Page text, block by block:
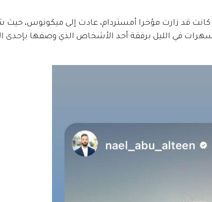
قد زارت مؤخرا أمستردام، عادت إلى ميكونوس، حيث
في الليل برفقة أحد الأشخاص الذي وصفها بإحدى